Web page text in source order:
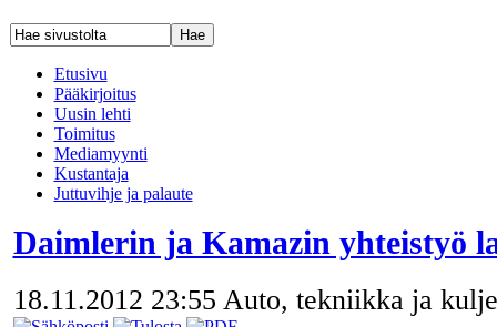
Etusivu
Pääkirjoitus
Uusin lehti
Toimitus
Mediamyynti
Kustantaja
Juttuvihje ja palaute
Daimlerin ja Kamazin yhteistyö
18.11.2012 23:55 Auto, tekniikka ja